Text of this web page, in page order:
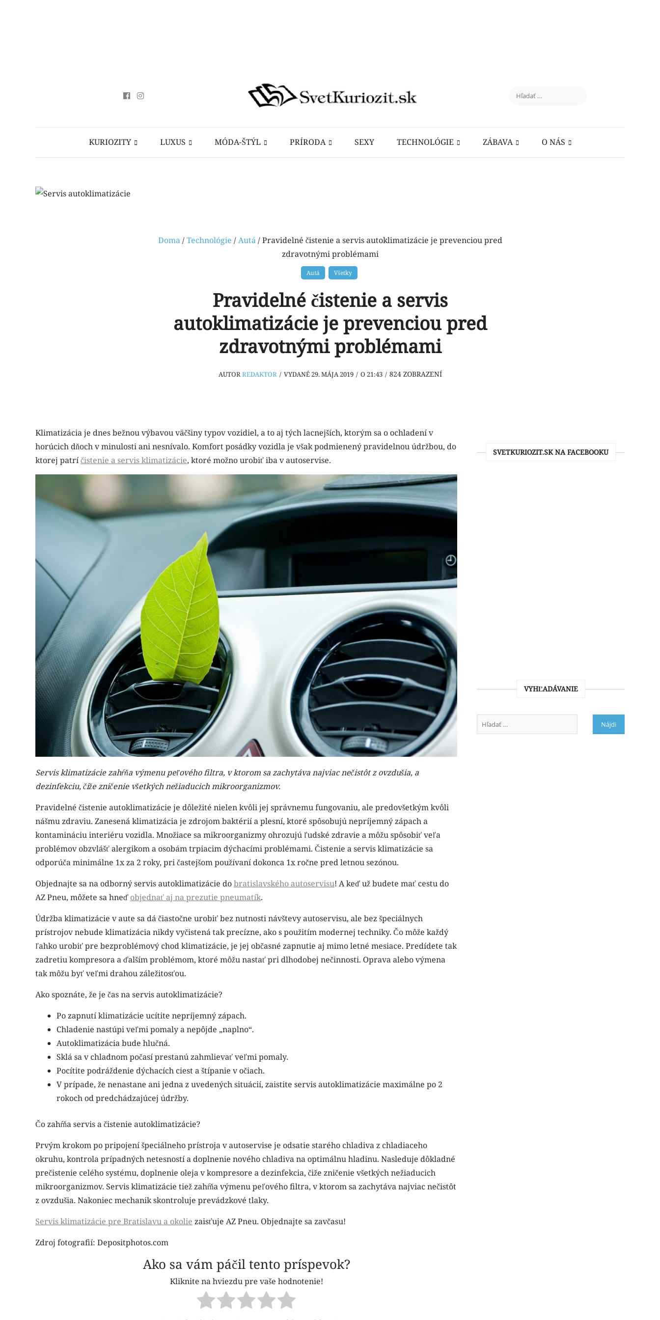
KURIOZITY LUXUS MÓDA-ŠTÝL PRÍRODA SEXY TECHNOLÓGIE ZÁBAVA O NÁS
Doma/Technológie /Autá/ Pravidelné čistenie a servis autoklimatizácie je prevenciou pred
zdravotnými problémami
Autá Všetky
Pravidelné čistenie a servis
autoklimatizácie je prevenciou pred
zdravotnými problémami
AUTORREDAKTOR / VYDANÉ 29. MÁJA 2019 / O 21:43 / 824 ZOBRAZENÍ
Klimatizácia je dnes bežnou výbavou väčšiny typov vozidiel, a to aj tých lacnejších, ktorým sa o ochladení v
horúcich dňoch v minulosti ani nesnívalo. Komfort posádky vozidla je však podmienený pravidelnou údržbou, do
ktorej patríčistenie a servis klimatizácie, ktoré možno urobiť iba v autoservise.
Servis klimatizácie zahŕňa výmenu peľového filtra, v ktorom sa zachytáva najviac nečistôt z ovzdušia, a
dezinfekciu, čiže zničenie všetkých nežiaducich mikroorganizmov.
Pravidelné čistenie autoklimatizácie je dôležité nielen kvôli jej správnemu fungovaniu, ale predovšetkým kvôli
nášmu zdraviu. Zanesená klimatizácia je zdrojom baktérií a plesní, ktoré spôsobujú nepríjemný zápach a
kontamináciu interiéru vozidla. Množiace sa mikroorganizmy ohrozujú ľudské zdravie a môžu spôsobiť veľa
problémov obzvlášť alergikom a osobám trpiacim dýchacími problémami. Čistenie a servis klimatizácie sa
odporúča minimálne 1x za 2 roky, pri častejšom používaní dokonca 1x ročne pred letnou sezónou.
Objednajte sa na odborný servis autoklimatizácie dobratislavského autoservisu! A keď už budete mať cestu do
AZ Pneu, môžete sa hneď objednať aj na prezutie pneumatík.
Údržba klimatizácie v aute sa dá čiastočne urobiť bez nutnosti návštevy autoservisu, ale bez špeciálnych
prístrojov nebude klimatizácia nikdy vyčistená tak precízne, ako s použitím modernej techniky. Čo môže každý
ľahko urobiť pre bezproblémový chod klimatizácie, je jej občasné zapnutie aj mimo letné mesiace. Predídete tak
zadretiu kompresora a ďalším problémom, ktoré môžu nastať pri dlhodobej nečinnosti. Oprava alebo výmena
tak môžu byť veľmi drahou záležitosťou.
Ako spoznáte, že je čas na servis autoklimatizácie?
Po zapnutí klimatizácie ucítite nepríjemný zápach.
Chladenie nastúpi veľmi pomaly a nepôjde „naplno“.
Autoklimatizácia bude hlučná.
Sklá sa v chladnom počasí prestanú zahmlievať veľmi pomaly.
Pocítite podráždenie dýchacích ciest a štípanie v očiach.
V prípade, že nenastane ani jedna z uvedených situácií, zaistite servis autoklimatizácie maximálne po 2
rokoch od predchádzajúcej údržby.
Čo zahŕňa servis a čistenie autoklimatizácie?
Prvým krokom po pripojení špeciálneho prístroja v autoservise je odsatie starého chladiva z chladiaceho
okruhu, kontrola prípadných netesností a doplnenie nového chladiva na optimálnu hladinu. Nasleduje dôkladné
prečistenie celého systému, doplnenie oleja v kompresore a dezinfekcia, čiže zničenie všetkých nežiaducich
mikroorganizmov. Servis klimatizácie tiež zahŕňa výmenu peľového filtra, v ktorom sa zachytáva najviac nečistôt
z ovzdušia. Nakoniec mechanik skontroluje prevádzkové tlaky.
Servis klimatizácie pre Bratislavu a okolie zaisťuje AZ Pneu. Objednajte sa zavčasu!
Zdroj fotografií: Depositphotos.com
Ako sa vám páčil tento príspevok?
Kliknite na hviezdu pre vaše hodnotenie!
SVETKURIOZIT.SK NA FACEBOOKU
VYHĽADÁVANIE